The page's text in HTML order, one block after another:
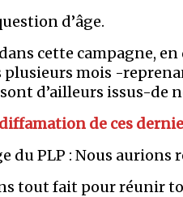
d’âge.
cette campagne,
mois -
d’ailleurs issus-de
de ces
du PLP : Nous aurions
tout fait pour réunir